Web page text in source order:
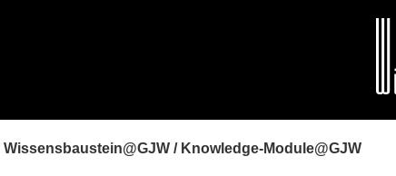
Wissensbaustein@GJW / Knowledge-Module@GJW